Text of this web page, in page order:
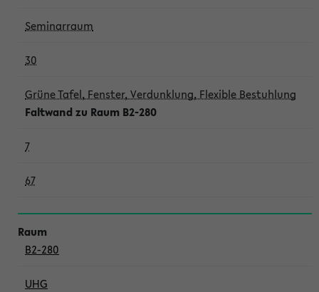
Seminarraum
30
Grüne Tafel, Fenster, Verdunklung, Flexible Bestuhlung
Faltwand zu Raum B2-280
7
67
B2-280
UHG